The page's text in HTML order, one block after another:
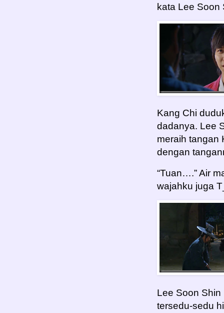
kata Lee Soon
Kang Chi
dadanya. Lee
meraih tangan
dengan
“Tuan….” Air
wajahku juga
Lee Soon
tersedu-sedu